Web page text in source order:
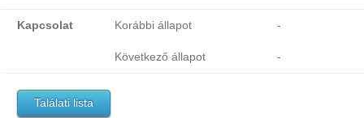
Kapcsolat Korábbi állapot -
Következő állapot -
Találati lista